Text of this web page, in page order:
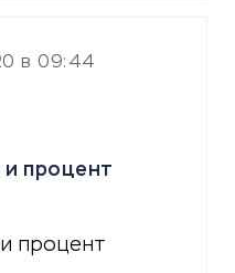
в 09:44
процент
процент